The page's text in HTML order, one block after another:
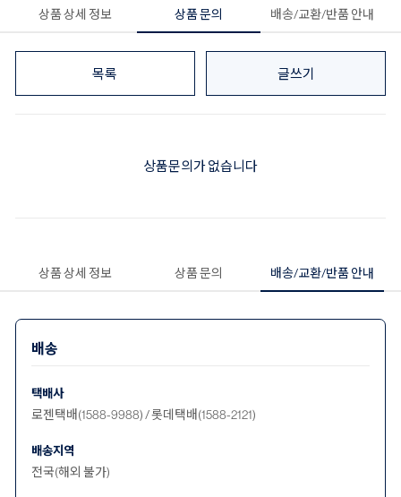
상품 상세 정보 상품 문의 배송/교환/반품 안내
목록 글쓰기
상품문의가 없습니다
상품 상세 정보 상품 문의 배송/교환/반품 안내
배송
택배사
로젠택배(1588-9988) / 롯데택배(1588-2121)
배송지역
전국(해외 불가)